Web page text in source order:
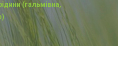
(гальмівна,